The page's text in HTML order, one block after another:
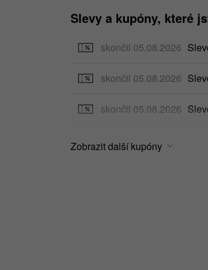
Slevy a kupóny, které
skončil 05.08.2026
skončil 05.08.2026
skončil 05.08.2026
skončil 05.08.2026
Zobrazit další kupóny